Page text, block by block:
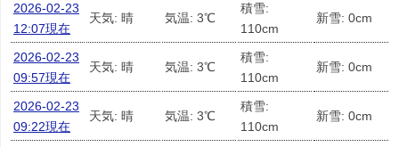
2026-02-23
12:07現在
天気: 晴 気温: 3℃
積雪:
110cm
新雪: 0cm
2026-02-23
09:57現在
天気: 晴 気温: 3℃
積雪:
110cm
新雪: 0cm
2026-02-23
09:22現在
天気: 晴 気温: 3℃
積雪:
110cm
新雪: 0cm